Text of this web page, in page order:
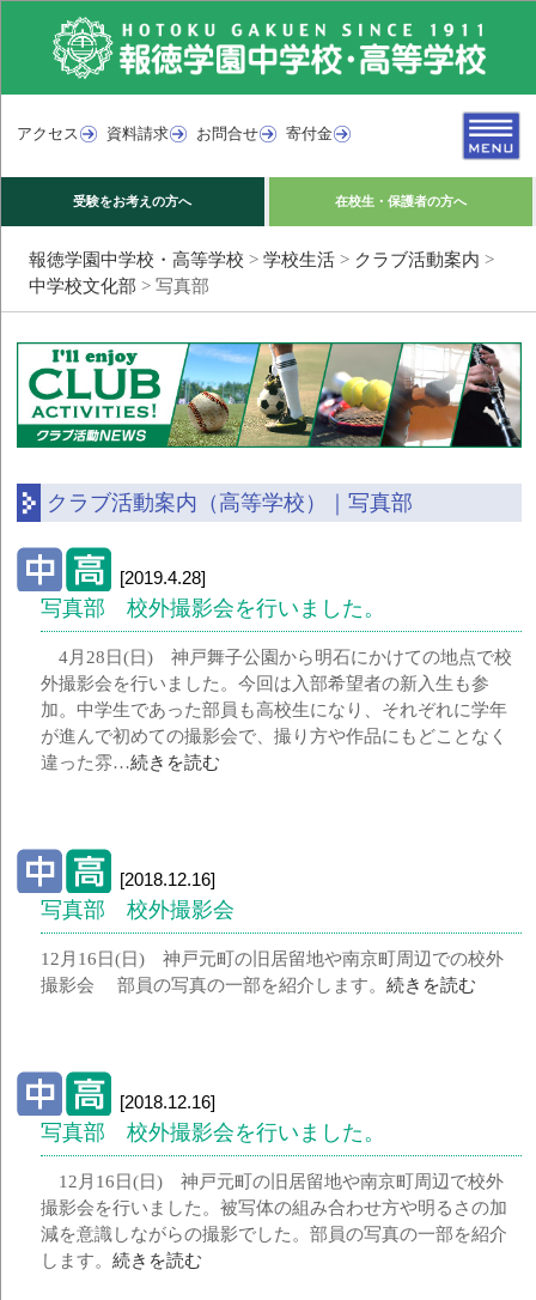
アクセス 資料請求 お問合せ 寄付金
受験をお考えの方へ 在校生・保護者の方へ
報徳学園中学校・高等学校 > 学校生活> クラブ活動案内 >
中学校文化部 > 写真部
クラブ活動案内（高等学校）｜写真部
[2019.4.28]
写真部 校外撮影会を行いました。
4月28日(日) 神戸舞子公園から明石にかけての地点で校
外撮影会を行いました。今回は入部希望者の新入生も参
加。中学生であった部員も高校生になり、それぞれに学年
が進んで初めての撮影会で、撮り方や作品にもどことなく
違った雰…続きを読む
[2018.12.16]
写真部 校外撮影会
12月16日(日) 神戸元町の旧居留地や南京町周辺での校外
撮影会 部員の写真の一部を紹介します。続きを読む
[2018.12.16]
写真部 校外撮影会を行いました。
12月16日(日) 神戸元町の旧居留地や南京町周辺で校外
撮影会を行いました。被写体の組み合わせ方や明るさの加
減を意識しながらの撮影でした。部員の写真の一部を紹介
します。続きを読む